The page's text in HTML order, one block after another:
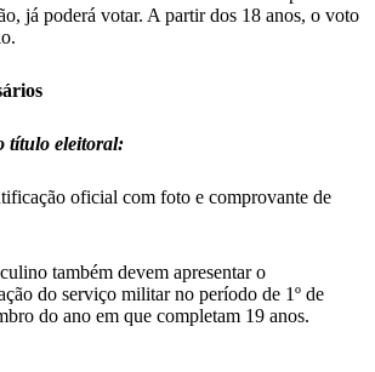
já poderá votar. A partir dos 18 anos, o voto
título eleitoral:
oficial com foto e comprovante de
também devem apresentar o
do serviço militar no período de 1º de
do ano em que completam 19 anos.